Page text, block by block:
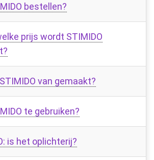
bestellen?
prijs wordt STIMIDO
van gemaakt?
te gebruiken?
is het oplichterij?